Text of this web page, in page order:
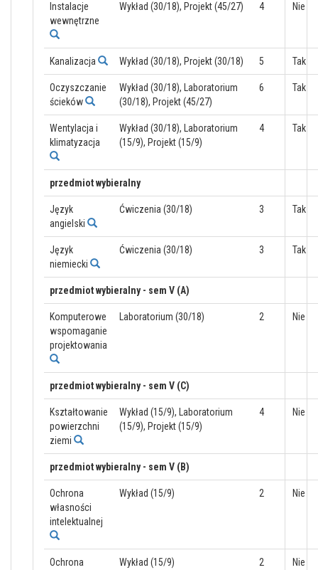
Instalacje
wewnętrzne
Wykład (30/18), Projekt (45/27) 4 Nie
Kanalizacja Wykład (30/18), Projekt (30/18) 5 Tak
Oczyszczanie
ścieków
Wykład (30/18), Laboratorium
(30/18), Projekt (45/27)
6 Tak
Wentylacja i
klimatyzacja
Wykład (30/18), Laboratorium
(15/9), Projekt (15/9)
4 Tak
przedmiot wybieralny
Język
angielski
Ćwiczenia (30/18) 3 Tak
Język
niemiecki
Ćwiczenia (30/18) 3 Tak
przedmiot wybieralny - sem V (A)
Komputerowe
wspomaganie
projektowania
Laboratorium (30/18) 2 Nie
przedmiot wybieralny - sem V (C)
Kształtowanie
powierzchni
ziemi
Wykład (15/9), Laboratorium
(15/9), Projekt (15/9)
4 Nie
przedmiot wybieralny - sem V (B)
Ochrona
własności
intelektualnej
Wykład (15/9) 2 Nie
Ochrona
Wykład (15/9) 2 Nie